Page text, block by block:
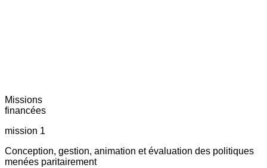
Missions
financées
mission 1
Conception, gestion, animation et évaluation des politiques
menées paritairement